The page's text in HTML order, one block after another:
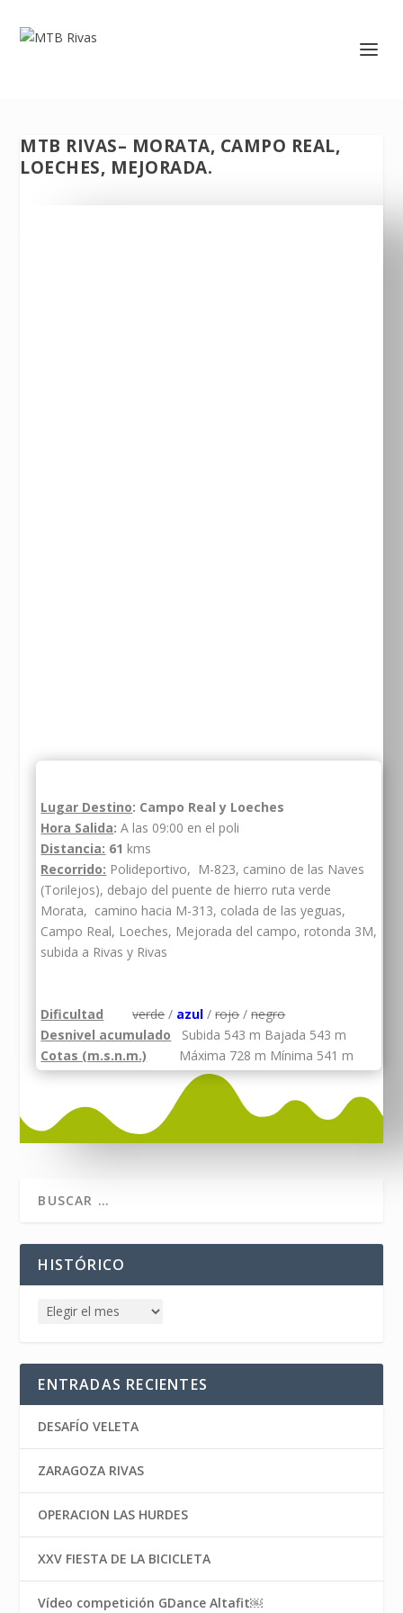
MTB RIVAS– MORATA, CAMPO REAL,
LOECHES, MEJORADA.
Lugar Destino: Campo Real y Loeches
Hora Salida: A las 09:00 en el poli
Distancia: 61 kms
Recorrido: Polideportivo, M-823, camino de las Naves
(Torilejos), debajo del puente de hierro ruta verde
Morata, camino hacia M-313, colada de las yeguas,
Campo Real, Loeches, Mejorada del campo, rotonda 3M,
subida a Rivas y Rivas
Dificultad verde/ azul /rojo/negro
Desnivel acumulado
Subida 543 m Bajada 543 m
Cotas (m.s.n.m.) Máxima 728 m Mínima 541 m
HISTÓRICO
ENTRADAS RECIENTES
DESAFÍO VELETA
ZARAGOZA RIVAS
OPERACION LAS HURDES
XXV FIESTA DE LA BICICLETA
Vídeo competición GDance Altafit￼